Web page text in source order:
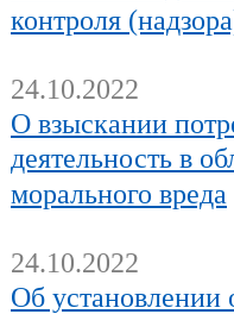
контроля
24.10.2022
О взыскании
деятельность в
морального вреда
24.10.2022
Об установлении